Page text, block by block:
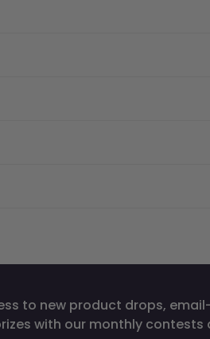
to new product drops,
with our monthly contests